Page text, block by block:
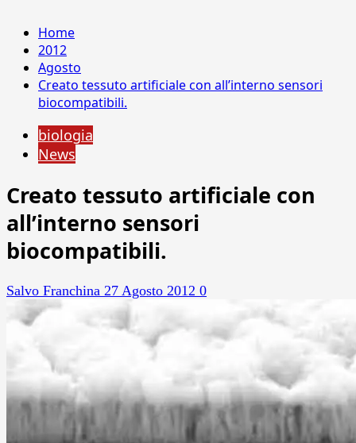
Home
2012
Agosto
Creato tessuto artificiale con all’interno sensori
biocompatibili.
biologia
News
Creato tessuto artificiale con
all’interno sensori
biocompatibili.
Salvo Franchina 27 Agosto 2012 0